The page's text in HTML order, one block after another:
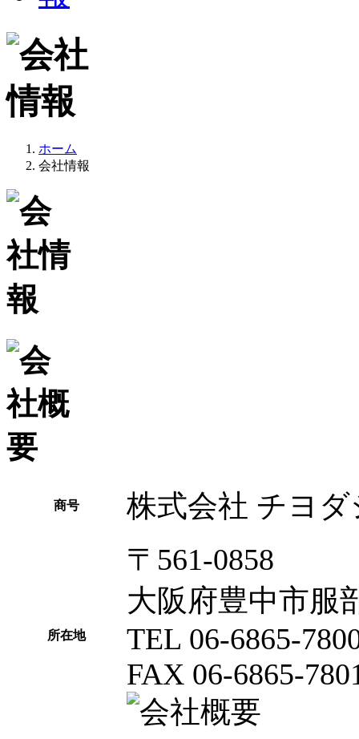
ホーム
会社情報
商号 株式会社 チヨ
所在地
〒561-0858
大阪府豊中市服
TEL 06-6865-
FAX 06-6865-